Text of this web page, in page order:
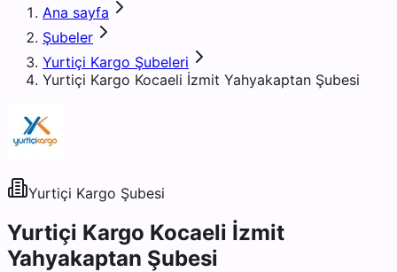
Ana sayfa
Şubeler
Yurtiçi Kargo Şubeleri
Yurtiçi Kargo Kocaeli İzmit Yahyakaptan Şubesi
Yurtiçi Kargo Şubesi
Yurtiçi Kargo Kocaeli İzmit
Yahyakaptan Şubesi